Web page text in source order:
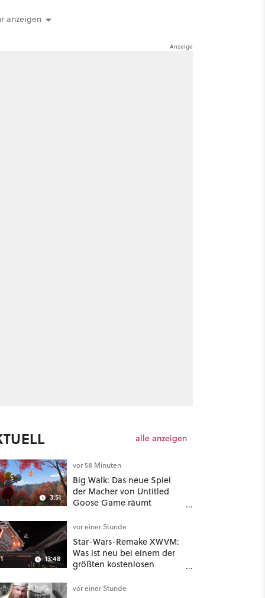
anzeigen
alle anzeigen
3:51
vor 58 Minuten
Big Walk: Das neue Spiel
der Macher von Untitled
Goose Game räumt
Konventionen auf
13:48
vor einer Stunde
Star-Wars-Remake XWVM:
Was ist neu bei einem der
größten kostenlosen
vor einer Stunde